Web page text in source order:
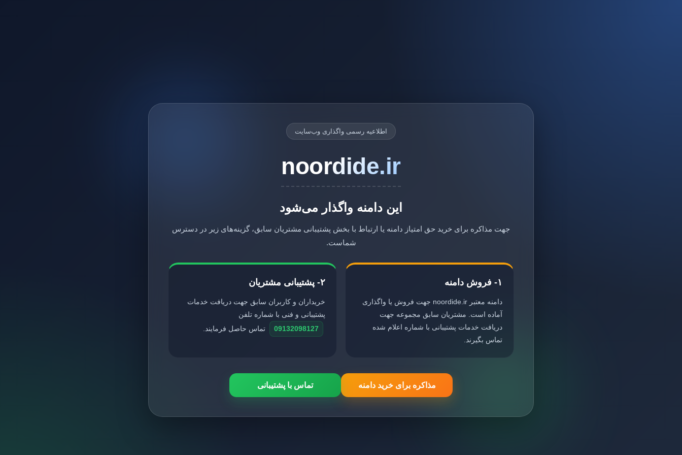
اطلاعیه رسمی واگذاری وب‌سایت
noordide.ir
این دامنه واگذار می‌شود
جهت مذاکره برای خرید حق امتیاز دامنه یا ارتباط با بخش پشتیبانی مشتریان سابق، گزینه‌های زیر در دسترس
شماست.
۱- فروش دامنه
دامنه معتبر noordide.ir جهت فروش یا واگذاری
آماده است. مشتریان سابق مجموعه جهت
دریافت خدمات پشتیبانی با شماره اعلام شده
تماس بگیرند.
۲- پشتیبانی مشتریان
خریداران و کاربران سابق جهت دریافت خدمات
پشتیبانی و فنی با شماره تلفن
09132098127
تماس حاصل فرمایند.
مذاکره برای خرید دامنه تماس با پشتیبانی